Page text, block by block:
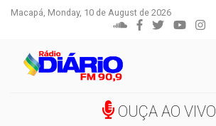
Macapá, Monday, 10 de August de 2026
OUÇA AO VIVO